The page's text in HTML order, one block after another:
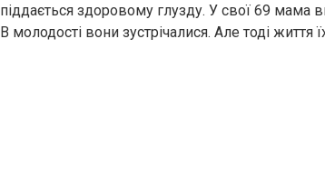
піддається здоровому глузду. У свої 69 мама
В молодості вони зустрічалися. Але тоді життя